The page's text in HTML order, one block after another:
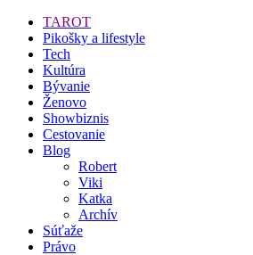
TAROT
Pikošky a lifestyle
Tech
Kultúra
Bývanie
Ženovo
Showbiznis
Cestovanie
Blog
Robert
Viki
Katka
Archív
Súťaže
Právo